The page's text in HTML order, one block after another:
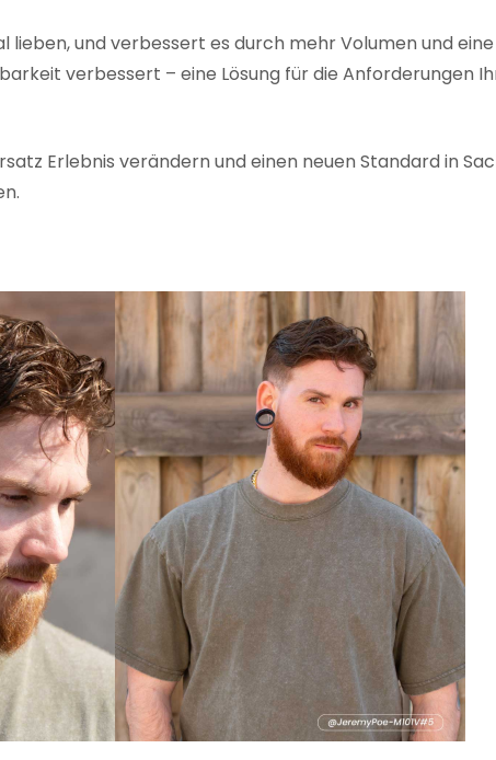
lieben, und verbessert es durch mehr Volumen und eine
verbessert – eine Lösung für die Anforderungen
Erlebnis verändern und einen neuen Standard in